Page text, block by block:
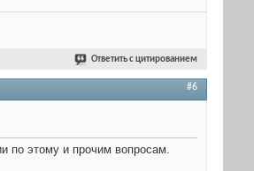
Ответить с цитированием
#6
по этому и прочим вопросам.